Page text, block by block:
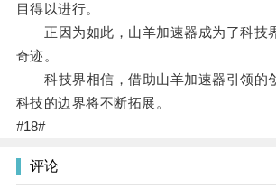
目得以进行。
正因为如此，山羊加速器成为了科技
奇迹。
科技界相信，借助山羊加速器引领的
科技的边界将不断拓展。
#18#
评论